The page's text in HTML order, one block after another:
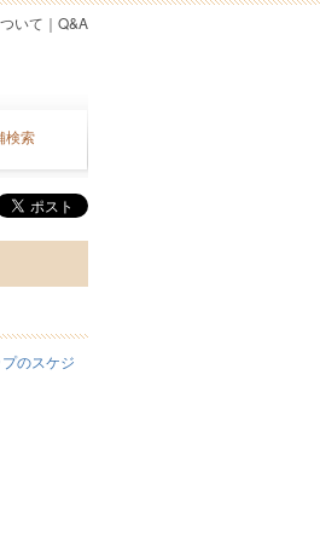
検索
Q&A
｜
いて
のスケジ